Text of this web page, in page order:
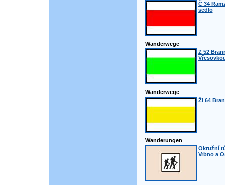
Č 34
sedlo
Wanderwege
Z 52
Wanderwege
Žl 64
Wanderungen
Okružní
Vrbno a